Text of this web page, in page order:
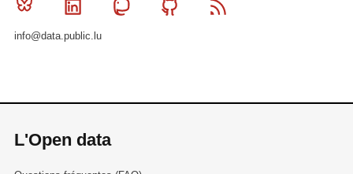
Bluesky Linkedin MastodonGithub
info@data.public.lu
L'Open data